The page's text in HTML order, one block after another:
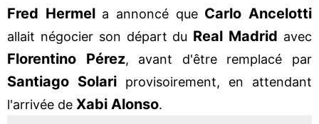
Fred Hermel a annoncé que Carlo Ancelotti
allait négocier son départ du Real Madrid avec
Florentino Pérez, avant d'être remplacé par
Santiago Solari
provisoirement, en attendant
l'arrivée de Xabi Alonso.